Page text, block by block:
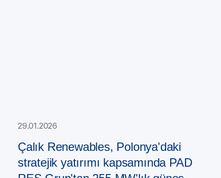
29.01.2026
Çalık Renewables, Polonya'daki
stratejik yatırımı kapsamında PAD